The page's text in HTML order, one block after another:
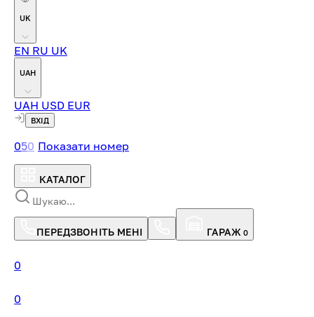
UK
EN RU UK
UAH
UAH USD EUR
ВХІД
050 Показати номер
КАТАЛОГ
ПЕРЕДЗВОНІТЬ МЕНІ ГАРАЖ 0
0
0